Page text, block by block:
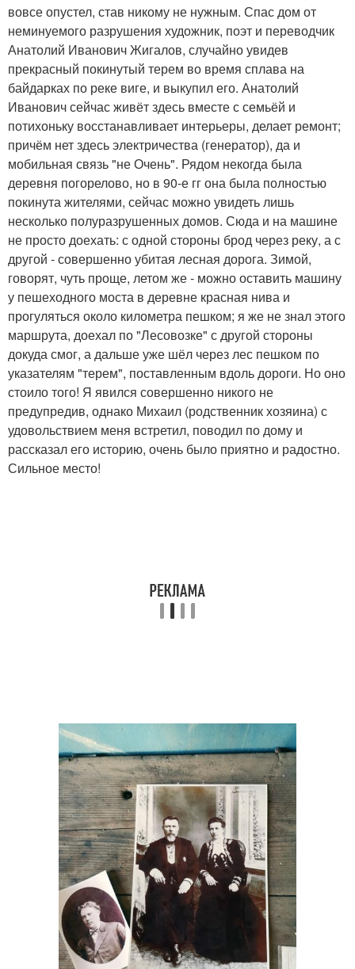
вовсе опустел, став никому не нужным. Спас дом от
неминуемого разрушения художник, поэт и переводчик
Анатолий Иванович Жигалов, случайно увидев
прекрасный покинутый терем во время сплава на
байдарках по реке виге, и выкупил его. Анатолий
Иванович сейчас живёт здесь вместе с семьёй и
потихоньку восстанавливает интерьеры, делает ремонт;
причём нет здесь электричества (генератор), да и
мобильная связь "не Очень". Рядом некогда была
деревня погорелово, но в 90-е гг она была полностью
покинута жителями, сейчас можно увидеть лишь
несколько полуразрушенных домов. Сюда и на машине
не просто доехать: с одной стороны брод через реку, а с
другой - совершенно убитая лесная дорога. Зимой,
говорят, чуть проще, летом же - можно оставить машину
у пешеходного моста в деревне красная нива и
прогуляться около километра пешком; я же не знал этого
маршрута, доехал по "Лесовозке" с другой стороны
докуда смог, а дальше уже шёл через лес пешком по
указателям "терем", поставленным вдоль дороги. Но оно
стоило того! Я явился совершенно никого не
предупредив, однако Михаил (родственник хозяина) с
удовольствием меня встретил, поводил по дому и
рассказал его историю, очень было приятно и радостно.
Сильное место!